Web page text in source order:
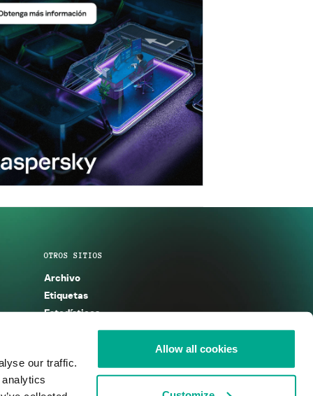
our traffic.
Allow all cookies
OTROS SITIOS
Archivo
Etiquetas
Estadísticas
Enciclopedia
KSB 2025